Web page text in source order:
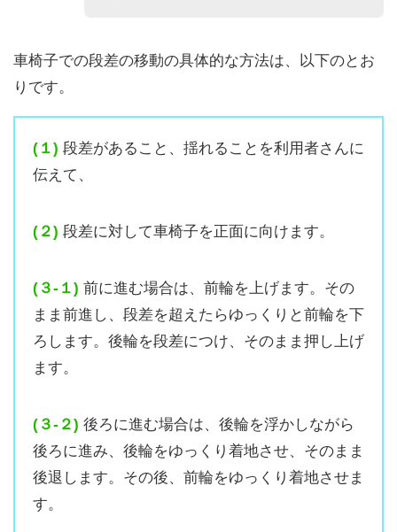
車椅子での段差の移動の具体的な方法は、以下のとお
りです。
(１) 段差があること、揺れることを利用者さんに
伝えて、
(２) 段差に対して車椅子を正面に向けます。
(３-１) 前に進む場合は、前輪を上げます。その
まま前進し、段差を超えたらゆっくりと前輪を下
ろします。後輪を段差につけ、そのまま押し上げ
ます。
(３-２) 後ろに進む場合は、後輪を浮かしながら
後ろに進み、後輪をゆっくり着地させ、そのまま
後退します。その後、前輪をゆっくり着地させま
す。